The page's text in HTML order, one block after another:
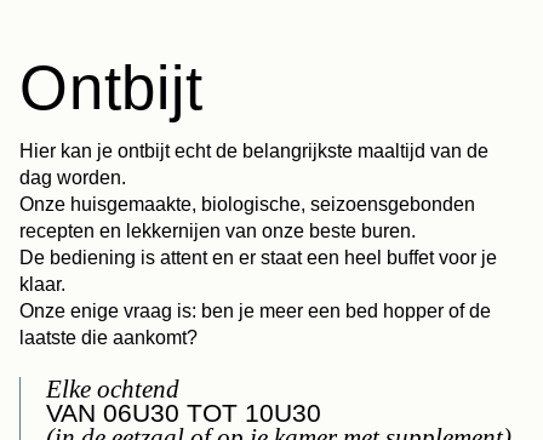
Ontbijt
Hier kan je ontbijt echt de belangrijkste maaltijd van de
dag worden.
Onze huisgemaakte, biologische, seizoensgebonden
recepten en lekkernijen van onze beste buren.
De bediening is attent en er staat een heel buffet voor je
klaar.
Onze enige vraag is: ben je meer een bed hopper of de
laatste die aankomt?
Elke ochtend
VAN 06U30 TOT 10U30